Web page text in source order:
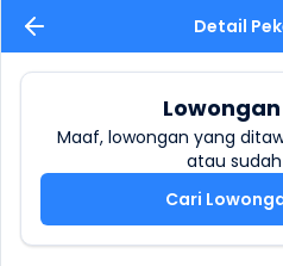
Detail
Maaf, lowongan yang
atau
Cari